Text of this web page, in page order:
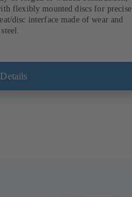
flexibly mounted discs for precise
disc interface made of wear and
Details